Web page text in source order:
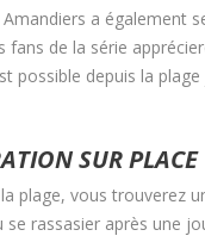
Amandiers a également
fans de la série
possible depuis la
SUR PLACE
la plage, vous trouverez
se rassasier après une